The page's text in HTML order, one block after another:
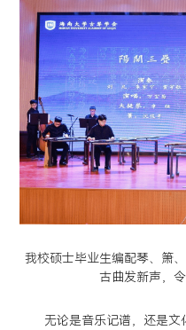
我校硕士毕业生编配琴、箫
古曲发新声，
无论是音乐记谱，还是